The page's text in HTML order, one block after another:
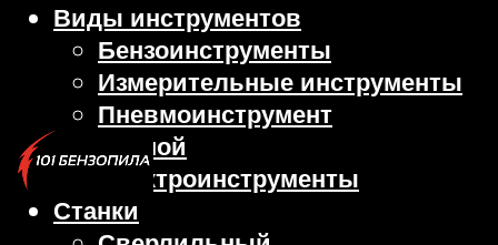
Виды инструментов
Бензоинструменты
Измерительные инструменты
Пневмоинструмент
Ручной
Электроинструменты
Станки